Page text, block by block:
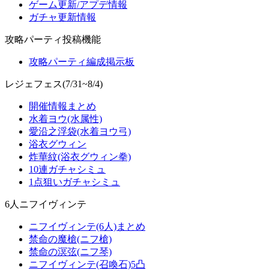
ゲーム更新/アプデ情報
ガチャ更新情報
攻略パーティ投稿機能
攻略パーティ編成掲示板
レジェフェス(7/31~8/4)
開催情報まとめ
水着ヨウ(水属性)
愛沿之浮袋(水着ヨウ弓)
浴衣グウィン
炸華紋(浴衣グウィン拳)
10連ガチャシミュ
1点狙いガチャシミュ
6人ニフイヴィンテ
ニフイヴィンテ(6人)まとめ
禁命の魔槍(ニフ槍)
禁命の溟弦(ニフ琴)
ニフイヴィンテ(召喚石)5凸